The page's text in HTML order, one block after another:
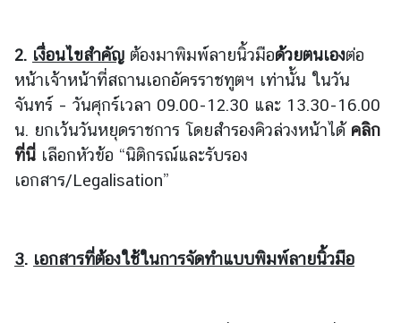
บ
ริ
ก
า
ร
ก
2. เงื่อนไขสำคัญ ต้องมาพิมพ์ลายนิ้วมือด้วยตนเองต่อ
หน้าเจ้าหน้าที่สถานเอกอัครราชทูตฯ เท่านั้น ในวัน
จันทร์ – วันศุกร์เวลา 09.00-12.30 และ 13.30-16.00
น. ยกเว้นวันหยุดราชการ โดยสำรองคิวล่วงหน้าได้ คลิก
ที่นี่ เลือกหัวข้อ “นิติกรณ์และรับรอง
เอกสาร/Legalisation”
3. เอกสารที่ต้องใช้ในการจัดทำแบบพิมพ์ลายนิ้วมือ